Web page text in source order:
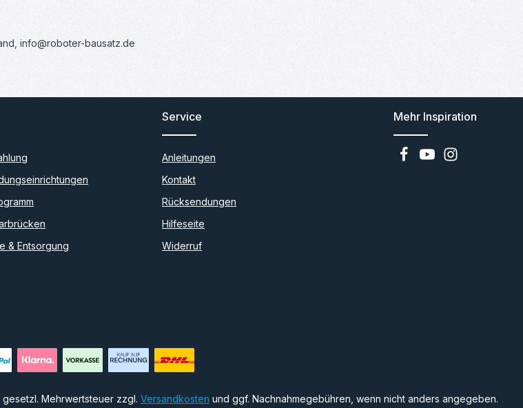
info@roboter-bausatz.de
& Entsorgung
Service
Anleitungen
Kontakt
Rücksendungen
Hilfeseite
Widerruf
Mehr Inspiration
gesetzl. Mehrwertsteuer zzgl. Versandkosten und ggf. Nachnahmegebühren, wenn nicht anders angegeben.